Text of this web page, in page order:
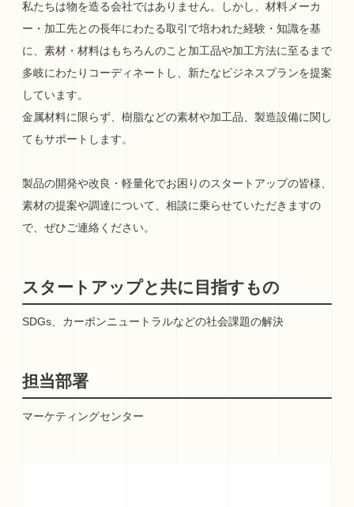
私たちは物を造る会社ではありません。しかし、材料メーカ
ー・加工先との長年にわたる取引で培われた経験・知識を基
に、素材・材料はもちろんのこと加工品や加工方法に至るまで
多岐にわたりコーディネートし、新たなビジネスプランを提案
しています。
金属材料に限らず、樹脂などの素材や加工品、製造設備に関し
てもサポートします。
製品の開発や改良・軽量化でお困りのスタートアップの皆様、
素材の提案や調達について、相談に乗らせていただきますの
で、ぜひご連絡ください。
スタートアップと共に目指すもの
SDGs、カーボンニュートラルなどの社会課題の解決
担当部署
マーケティングセンター